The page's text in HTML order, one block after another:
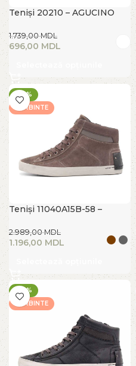
Teniși 20210 – AGUCINO
1.739,00MDL
696,00 MDL
-60%
FIERBINTE
Teniși 11040A15B-58 –
2.989,00MDL
1.196,00 MDL
-60%
FIERBINTE